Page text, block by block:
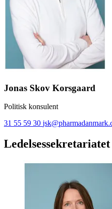
Jonas Skov Korsgaard
Politisk konsulent
31 55 59 30
Ledelsessekretariatet